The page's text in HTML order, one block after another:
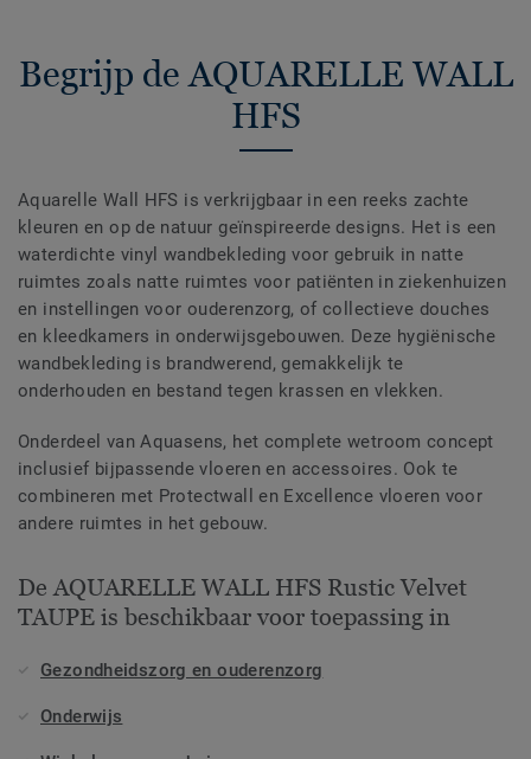
Begrijp de AQUARELLE WALL
HFS
Aquarelle Wall HFS is verkrijgbaar in een reeks zachte
kleuren en op de natuur geïnspireerde designs. Het is een
waterdichte vinyl wandbekleding voor gebruik in natte
ruimtes zoals natte ruimtes voor patiënten in ziekenhuizen
en instellingen voor ouderenzorg, of collectieve douches
en kleedkamers in onderwijsgebouwen. Deze hygiënische
wandbekleding is brandwerend, gemakkelijk te
onderhouden en bestand tegen krassen en vlekken.
Onderdeel van Aquasens, het complete wetroom concept
inclusief bijpassende vloeren en accessoires. Ook te
combineren met Protectwall en Excellence vloeren voor
andere ruimtes in het gebouw.
De AQUARELLE WALL HFS Rustic Velvet
TAUPE is beschikbaar voor toepassing in
Gezondheidszorg en ouderenzorg
Onderwijs